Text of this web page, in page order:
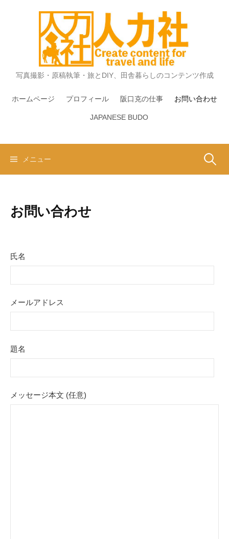
写真撮影・原稿執筆・旅とDIY、田舎暮らしのコンテンツ作成
ホームページ プロフィール 阪口克の仕事 お問い合わせ
JAPANESE BUDO
メニュー 検
お問い合わせ
氏名
メールアドレス
題名
メッセージ本文 (任意)